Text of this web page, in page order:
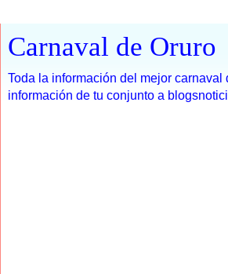
Carnaval de Oruro
Toda la información del mejor carnaval
información de tu conjunto a